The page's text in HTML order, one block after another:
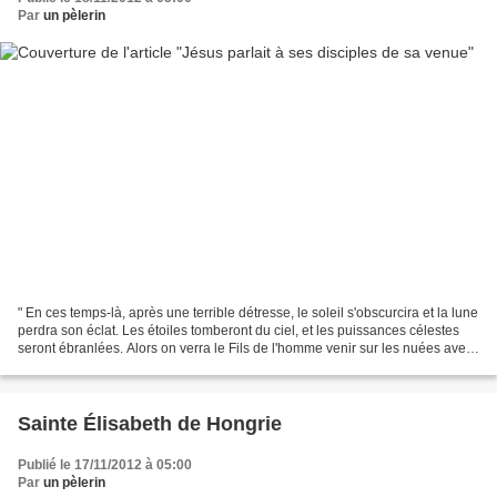
Par un pèlerin
" En ces temps-là, après une terrible détresse, le soleil s'obscurcira et la lune
perdra son éclat. Les étoiles tomberont du ciel, et les puissances célestes
seront ébranlées. Alors on verra le Fils de l'homme venir sur les nuées avec
Sainte Élisabeth de Hongrie
Publié le 17/11/2012 à 05:00
Par un pèlerin